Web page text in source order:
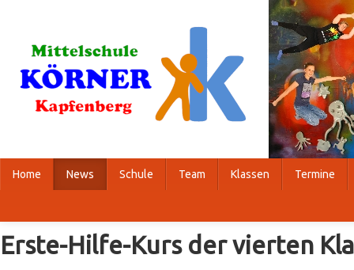
Home News Schule Team Klassen Termine
Erste-Hilfe-Kurs der vierten